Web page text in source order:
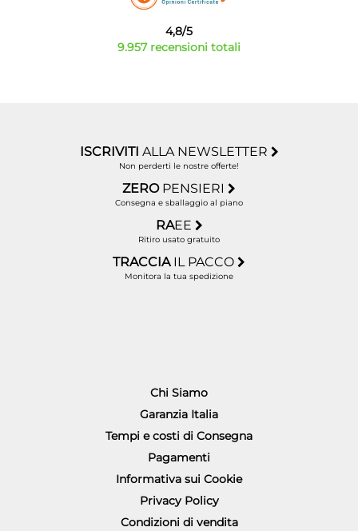
4,8/5
9.957 recensioni totali
ISCRIVITI ALLA NEWSLETTER
Non perderti le nostre offerte!
ZERO PENSIERI
Consegna e sballaggio al piano
RAEE
Ritiro usato gratuito
TRACCIA IL PACCO
Monitora la tua spedizione
Chi Siamo
Garanzia Italia
Tempi e costi di Consegna
Pagamenti
Informativa sui Cookie
Privacy Policy
Condizioni di vendita